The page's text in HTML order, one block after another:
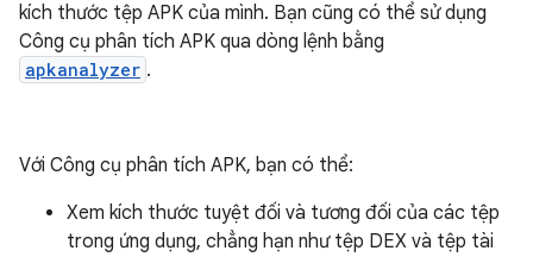
kích thước tệp APK của mình. Bạn cũng có thể sử dụng
Công cụ phân tích APK qua dòng lệnh bằng
apkanalyzer .
Với Công cụ phân tích APK, bạn có thể:
Xem kích thước tuyệt đối và tương đối của các tệp
trong ứng dụng, chẳng hạn như tệp DEX và tệp tài